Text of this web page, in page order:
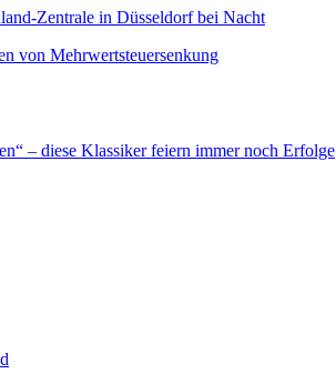
von Mehrwertsteuersenkung
– diese Klassiker feiern immer noch Erfolge